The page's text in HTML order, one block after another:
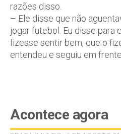
razões disso.
– Ele disse que não
jogar futebol. Eu disse para
fizesse sentir bem, que o
entendeu e seguiu em
Acontece agora